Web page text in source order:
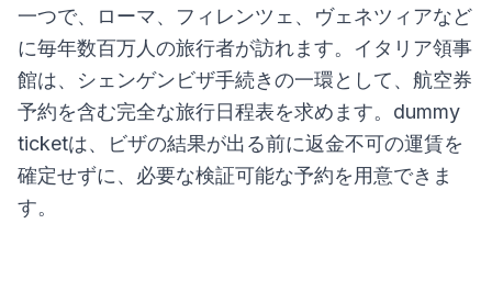
一つで、ローマ、フィレンツェ、ヴェネツィアなど
に毎年数百万人の旅行者が訪れます。イタリア領事
館は、シェンゲンビザ手続きの一環として、航空券
予約を含む完全な旅行日程表を求めます。dummy
ticketは、ビザの結果が出る前に返金不可の運賃を
確定せずに、必要な検証可能な予約を用意できま
す。